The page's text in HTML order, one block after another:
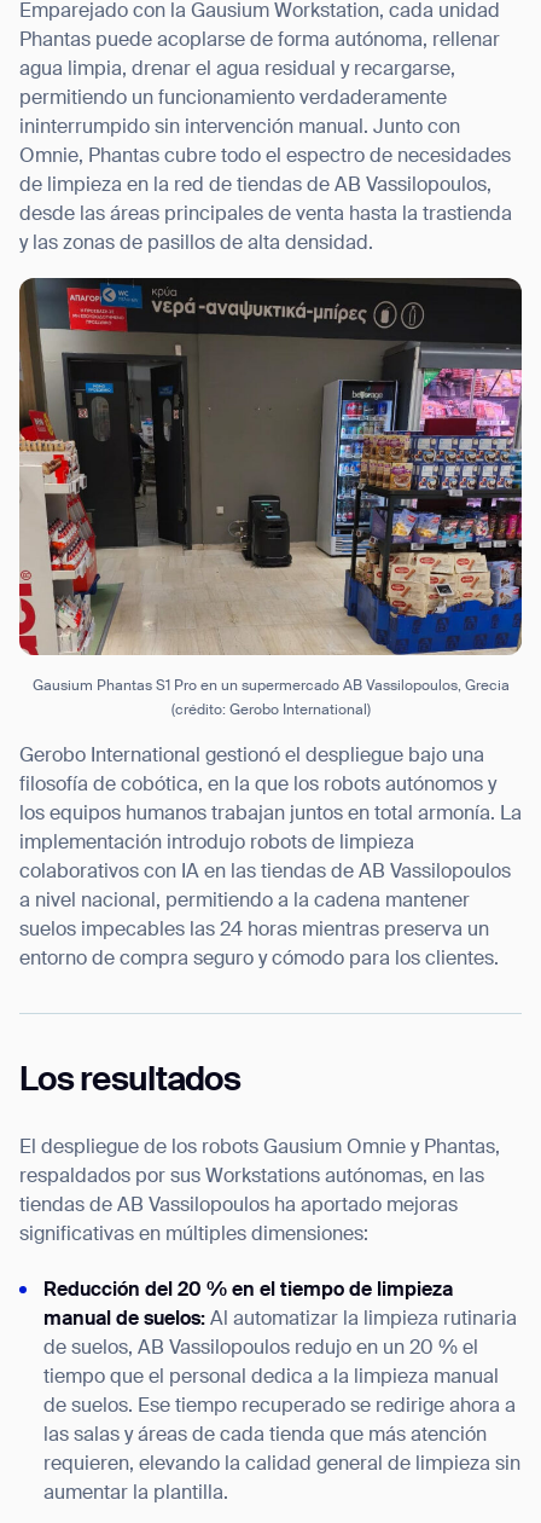
Emparejado con la Gausium Workstation, cada unidad
Phantas puede acoplarse de forma autónoma, rellenar
agua limpia, drenar el agua residual y recargarse,
permitiendo un funcionamiento verdaderamente
ininterrumpido sin intervención manual. Junto con
Omnie, Phantas cubre todo el espectro de necesidades
de limpieza en la red de tiendas de AB Vassilopoulos,
desde las áreas principales de venta hasta la trastienda
y las zonas de pasillos de alta densidad.
Gausium Phantas S1 Pro en un supermercado AB Vassilopoulos, Grecia
(crédito: Gerobo International)
Gerobo International gestionó el despliegue bajo una
filosofía de cobótica, en la que los robots autónomos y
los equipos humanos trabajan juntos en total armonía. La
implementación introdujo robots de limpieza
colaborativos con IA en las tiendas de AB Vassilopoulos
a nivel nacional, permitiendo a la cadena mantener
suelos impecables las 24 horas mientras preserva un
entorno de compra seguro y cómodo para los clientes.
Los resultados
El despliegue de los robots Gausium Omnie y Phantas,
respaldados por sus Workstations autónomas, en las
tiendas de AB Vassilopoulos ha aportado mejoras
significativas en múltiples dimensiones:
Reducción del 20 % en el tiempo de limpieza
manual de suelos: Al automatizar la limpieza rutinaria
de suelos, AB Vassilopoulos redujo en un 20 % el
tiempo que el personal dedica a la limpieza manual
de suelos. Ese tiempo recuperado se redirige ahora a
las salas y áreas de cada tienda que más atención
requieren, elevando la calidad general de limpieza sin
aumentar la plantilla.
form
BACK